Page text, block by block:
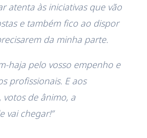
atenta às iniciativas que vão
e também fico ao dispor
da minha parte.
haja pelo vosso empenho e
profissionais. E aos
votos de ânimo, a
vai chegar!”